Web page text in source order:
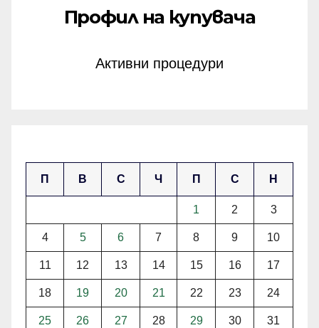
Профил на купувача
Активни процедури
П В С Ч П С Н
1 2 3
4 5 6 7 8 9 10
11 12 13 14 15 16 17
18 19 20 21 22 23 24
25 26 27 28 29 30 31